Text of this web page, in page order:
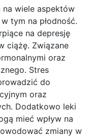
na wiele aspektów
tym na płodność.
na depresję
ciążę. Związane
oraz
Stres
do
oraz
Dodatkowo leki
mieć wpływ na
zmiany w